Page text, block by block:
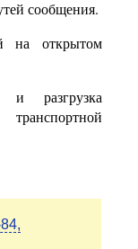
сообщения.
на открытом
разгрузка